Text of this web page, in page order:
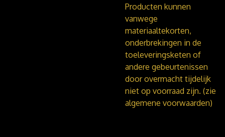
Producten kunnen
vanwege
materiaaltekorten,
onderbrekingen in de
toeleveringsketen of
andere gebeurtenissen
door overmacht tijdelijk
niet op voorraad zijn. (zie
algemene voorwaarden)